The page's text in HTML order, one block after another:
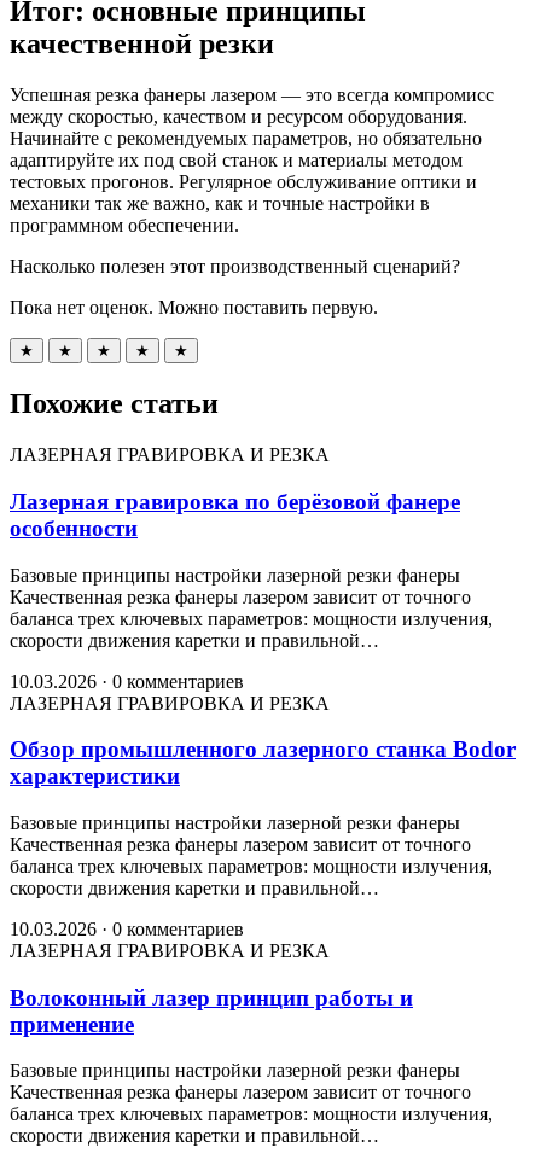
Итог: основные принципы
качественной резки
Успешная резка фанеры лазером — это всегда компромисс
между скоростью, качеством и ресурсом оборудования.
Начинайте с рекомендуемых параметров, но обязательно
адаптируйте их под свой станок и материалы методом
тестовых прогонов. Регулярное обслуживание оптики и
механики так же важно, как и точные настройки в
программном обеспечении.
Насколько полезен этот производственный сценарий?
Пока нет оценок. Можно поставить первую.
★ ★ ★ ★ ★
Похожие статьи
ЛАЗЕРНАЯ ГРАВИРОВКА И РЕЗКА
Лазерная гравировка по берёзовой фанере
особенности
Базовые принципы настройки лазерной резки фанеры
Качественная резка фанеры лазером зависит от точного
баланса трех ключевых параметров: мощности излучения,
скорости движения каретки и правильной…
10.03.2026 · 0 комментариев
ЛАЗЕРНАЯ ГРАВИРОВКА И РЕЗКА
Обзор промышленного лазерного станка Bodor
характеристики
Базовые принципы настройки лазерной резки фанеры
Качественная резка фанеры лазером зависит от точного
баланса трех ключевых параметров: мощности излучения,
скорости движения каретки и правильной…
10.03.2026 · 0 комментариев
ЛАЗЕРНАЯ ГРАВИРОВКА И РЕЗКА
Волоконный лазер принцип работы и
применение
Базовые принципы настройки лазерной резки фанеры
Качественная резка фанеры лазером зависит от точного
баланса трех ключевых параметров: мощности излучения,
скорости движения каретки и правильной…